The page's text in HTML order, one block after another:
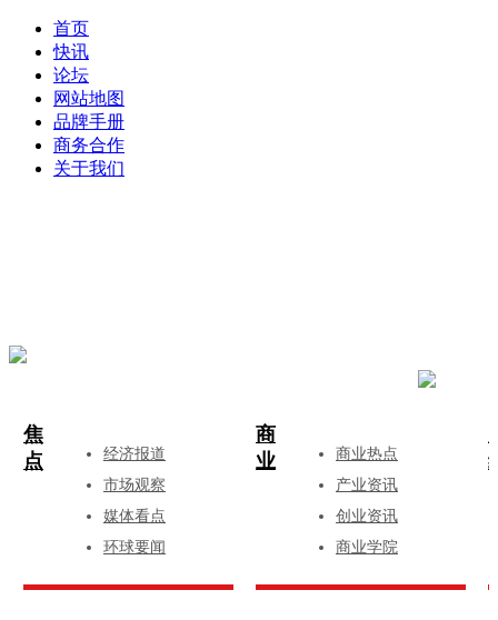
首页
快讯
论坛
网站地图
品牌手册
商务合作
关于我们
焦
点
经济报道
市场观察
媒体看点
环球要闻
商
业
商业热点
产业资讯
创业资讯
商业学院